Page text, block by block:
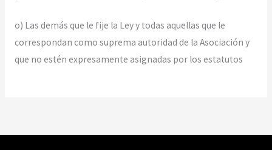
o) Las demás que le fije la Ley y todas aquellas que le
correspondan como suprema autoridad de la Asociación y
que no estén expresamente asignadas por los estatutos